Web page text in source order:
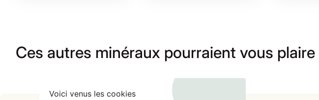
Ces autres minéraux pourraient vous plaire
Voici venus les cookies
.